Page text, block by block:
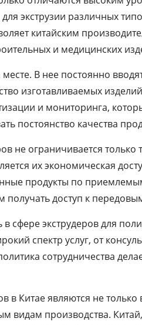
экструзии различных
китайским
и медицинских
В нее постоянно
изготавливаемых
и мониторинга,
постоянство качества
не ограничивается
их экономическая
продукты по
получать доступ к
сфере экструдеров для
спектр услуг, от
сотрудничества
в Китае являются не
производства.